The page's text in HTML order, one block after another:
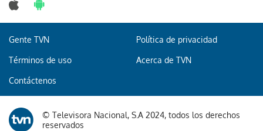
Gente TVN Política de privacidad
Términos de uso Acerca de TVN
Contáctenos
© Televisora Nacional, S.A 2024, todos los derechos
reservados